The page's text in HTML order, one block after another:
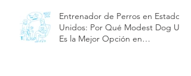
apoyo emocional para viajes,
hoteles y vivienda en Estados
Unidos | Modest Dog US